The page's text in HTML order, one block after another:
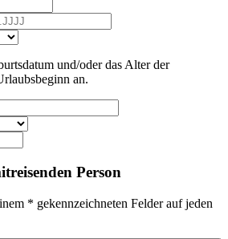
und/oder das Alter der
an.
Person
* gekennzeichneten Felder auf jeden